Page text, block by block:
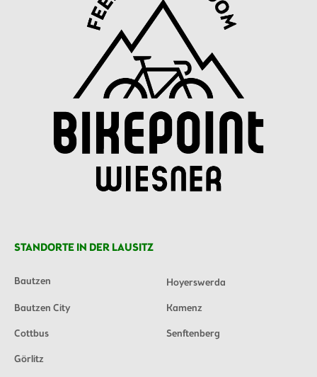
STANDORTE IN DER LAUSITZ
Bautzen
Hoyerswerda
Bautzen City
Kamenz
Cottbus
Senftenberg
Görlitz